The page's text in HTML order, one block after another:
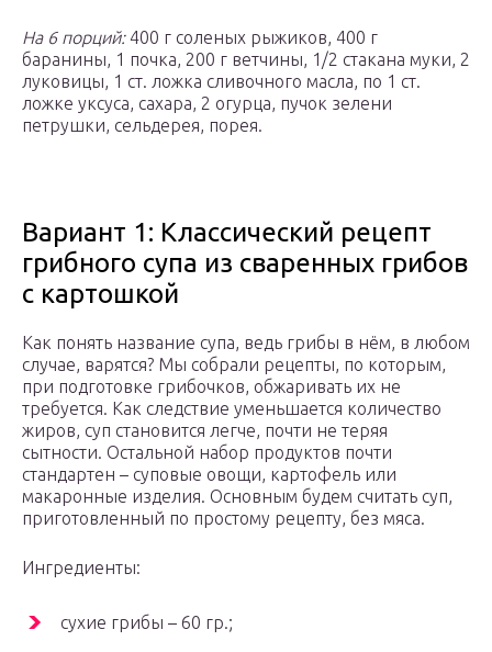
На 6 порций:400 г соленых рыжиков, 400 г
баранины, 1 почка, 200 г ветчины, 1/2 стакана муки, 2
луковицы, 1 ст. ложка сливочного масла, по 1 ст.
ложке уксуса, сахара, 2 огурца, пучок зелени
петрушки, сельдерея, порея.
Вариант 1: Классический рецепт
грибного супа из сваренных грибов
с картошкой
Как понять название супа, ведь грибы в нём, в любом
случае, варятся? Мы собрали рецепты, по которым,
при подготовке грибочков, обжаривать их не
требуется. Как следствие уменьшается количество
жиров, суп становится легче, почти не теряя
сытности. Остальной набор продуктов почти
стандартен – суповые овощи, картофель или
макаронные изделия. Основным будем считать суп,
приготовленный по простому рецепту, без мяса.
Ингредиенты:
сухие грибы – 60 гр.;